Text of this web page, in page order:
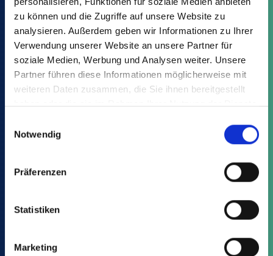
zu können und die Zugriffe auf unsere Website zu
analysieren. Außerdem geben wir Informationen zu Ihrer
Verwendung unserer Website an unsere Partner für
soziale Medien, Werbung und Analysen weiter. Unsere
Partner führen diese Informationen möglicherweise mit
weiteren Daten zusammen, die Sie ihnen bereitgestellt
haben oder die sie im Rahmen Ihrer Nutzung der Dienste
Notwendig
Präferenzen
Statistiken
Marketing
Reduced cultivation time
For rapid growth and healthy plants with
ideal watering and drainage.
Variants Downloads
VSA: